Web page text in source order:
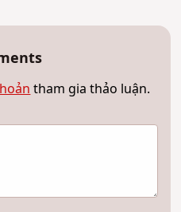
tham gia thảo luận.